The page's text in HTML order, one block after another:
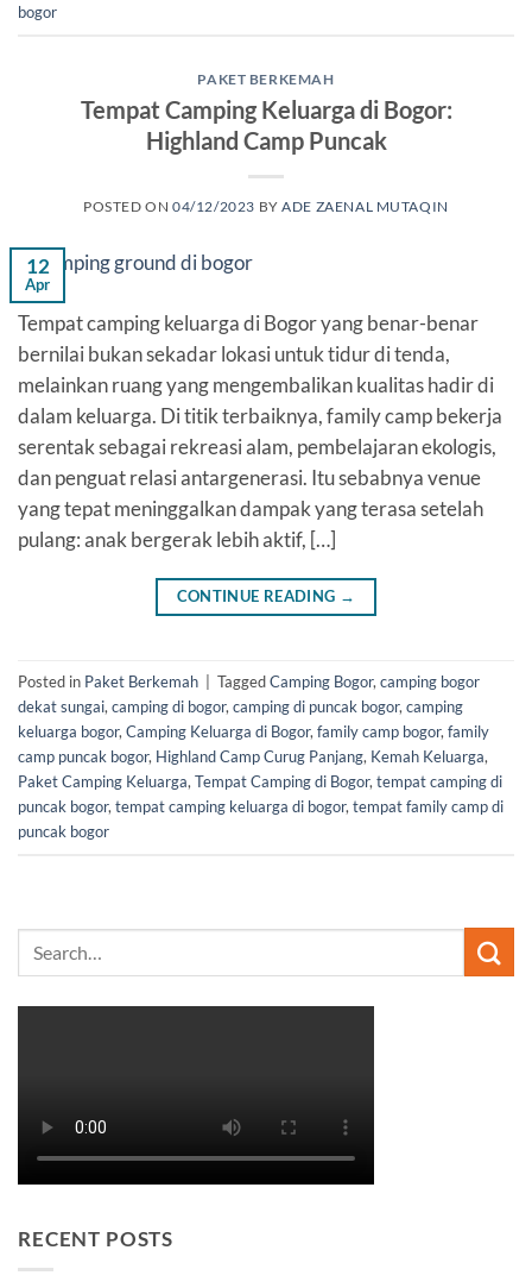
bogor
PAKET BERKEMAH
Tempat Camping Keluarga di Bogor:
Highland Camp Puncak
POSTED ON04/12/2023 BYADE ZAENAL MUTAQIN
12
Apr
Tempat camping keluarga di Bogor yang benar-benar
bernilai bukan sekadar lokasi untuk tidur di tenda,
melainkan ruang yang mengembalikan kualitas hadir di
dalam keluarga. Di titik terbaiknya, family camp bekerja
serentak sebagai rekreasi alam, pembelajaran ekologis,
dan penguat relasi antargenerasi. Itu sebabnya venue
yang tepat meninggalkan dampak yang terasa setelah
pulang: anak bergerak lebih aktif, […]
CONTINUE READING →
Posted in Paket Berkemah TaggedCamping Bogor, camping bogor
dekat sungai, camping di bogor, camping di puncak bogor, camping
keluarga bogor, Camping Keluarga di Bogor, family camp bogor, family
camp puncak bogor, Highland Camp Curug Panjang, Kemah Keluarga,
Paket Camping Keluarga, Tempat Camping di Bogor, tempat camping di
puncak bogor, tempat camping keluarga di bogor, tempat family camp di
puncak bogor
RECENT POSTS